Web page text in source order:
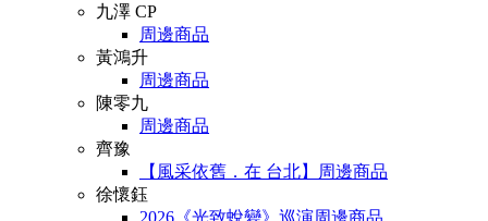
九澤 CP
周邊商品
黃鴻升
周邊商品
陳零九
周邊商品
齊豫
【風采依舊．在 台北】周邊商品
徐懷鈺
2026《光致蛻變》巡演周邊商品